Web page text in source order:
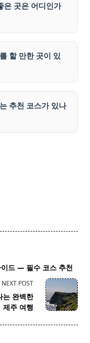
은 곳은 어디인가
할 만한 곳이 있
추천 코스가 있나
드 — 필수 코스 추천
NEXT POST
는 완벽한
제주 여행